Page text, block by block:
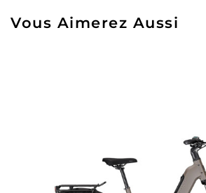
Vous Aimerez Aussi